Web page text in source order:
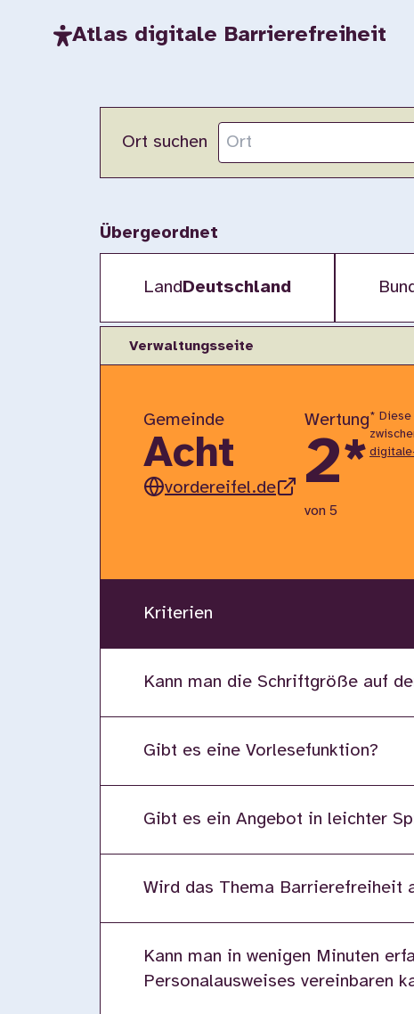
Atlas digitale Barrierefreiheit
Ort suchen
Übergeordnet
LandDeutschland
Verwaltungsseite
Gemeinde
Acht
vordereifel.de
Wertung
2*
von 5
* Diese
Kriterien
Kann man die Schriftgröße auf
Gibt es eine Vorlesefunktion?
Gibt es ein Angebot in leichter
Wird das Thema Barrierefreiheit
Kann man in wenigen Minuten
Personalausweises vereinbaren